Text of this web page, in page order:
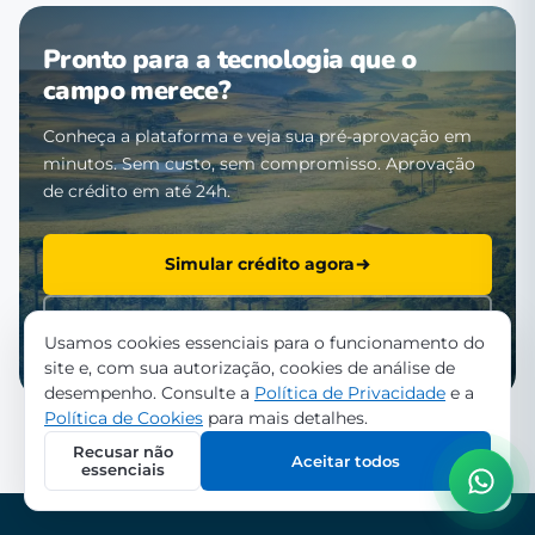
Pronto para a tecnologia que o
campo merece?
Conheça a plataforma e veja sua pré-aprovação em
minutos. Sem custo, sem compromisso. Aprovação
de crédito em até 24h.
Simular crédito agora
Usamos cookies essenciais para o funcionamento do
site e, com sua autorização, cookies de análise de
desempenho. Consulte a Política de Privacidade e a
Política de Cookies para mais detalhes.
Recusar não
essenciais
Aceitar todos